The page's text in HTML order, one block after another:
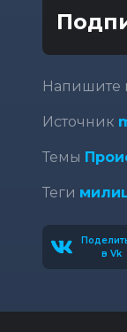
Напишите
Источник
Темы
Теги
в Vk